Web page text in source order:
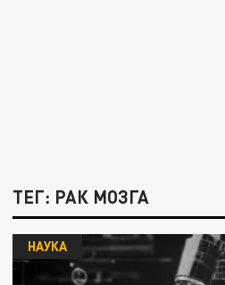
ТЕГ: РАК МОЗГА
НАУКА